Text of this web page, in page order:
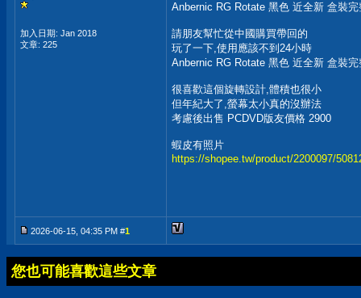
加入日期: Jan 2018
文章: 225
Anbernic RG Rotate 黑色 近全新 盒裝完
請朋友幫忙從中國購買帶回的
玩了一下,使用應該不到24小時
Anbernic RG Rotate 黑色 近全新 盒裝完
很喜歡這個旋轉設計,體積也很小
但年紀大了,螢幕太小真的沒辦法
考慮後出售 PCDVD版友價格 2900
蝦皮有照片
https://shopee.tw/product/2200097/
2026-06-15, 04:35 PM #1
您也可能喜歡這些文章